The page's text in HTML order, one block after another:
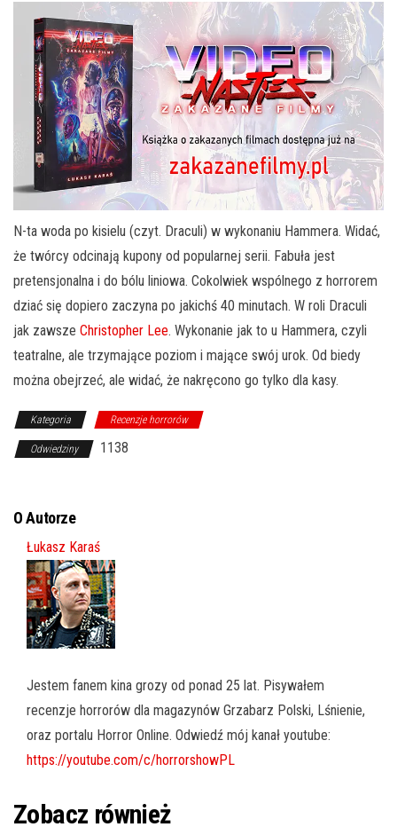
N-ta woda po kisielu (czyt. Draculi) w wykonaniu Hammera. Widać,
że twórcy odcinają kupony od popularnej serii. Fabuła jest
pretensjonalna i do bólu liniowa. Cokolwiek wspólnego z horrorem
dziać się dopiero zaczyna po jakichś 40 minutach. W roli Draculi
jak zawsze Christopher Lee. Wykonanie jak to u Hammera, czyli
teatralne, ale trzymające poziom i mające swój urok. Od biedy
można obejrzeć, ale widać, że nakręcono go tylko dla kasy.
Kategoria Recenzje horrorów
Odwiedziny 1138
O Autorze
Łukasz Karaś
Jestem fanem kina grozy od ponad 25 lat. Pisywałem
recenzje horrorów dla magazynów Grzabarz Polski, Lśnienie,
oraz portalu Horror Online. Odwiedź mój kanał youtube:
https://youtube.com/c/horrorshowPL
Zobacz również